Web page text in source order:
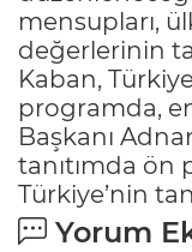
mensupları,
değerlerinin
Kaban,
programda,
Başkanı
tanıtımda ön
Türkiye’nin
Yorum